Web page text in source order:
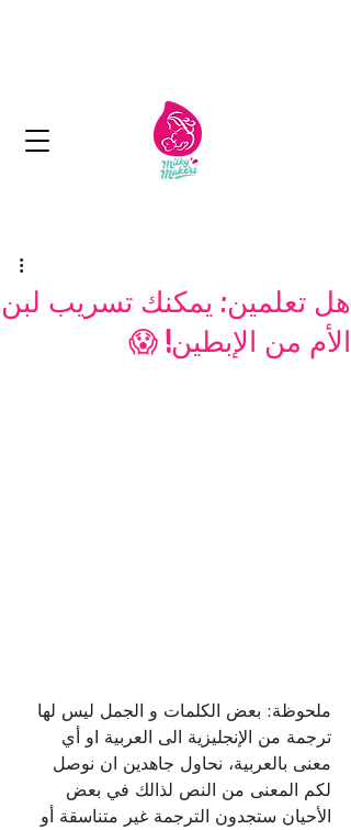
هل تعلمين: يمكنك تسريب لبن
الأم من الإبطين! 😱
ملحوظة: بعض الكلمات و الجمل ليس لها
ترجمة من الإنجليزية الى العربية او أي
معنى بالعربية، نحاول جاهدين ان نوصل
لكم المعنى من النص لذالك في بعض
الأحيان ستجدون الترجمة غير متناسقة أو